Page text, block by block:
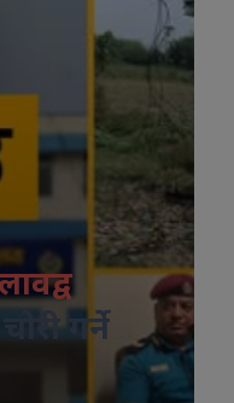
चोरी गर्ने